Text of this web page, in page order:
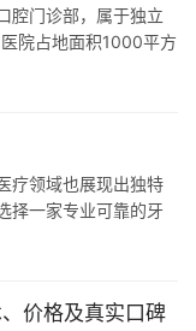
腔门诊部，属于独立
院占地面积1000平方
疗领域也展现出独特
择一家专业可靠的牙
价格及真实口碑